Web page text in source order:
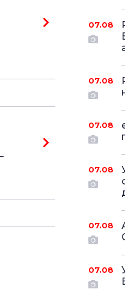
-
07.08
07.08
07.08
07.08
07.08
07.08